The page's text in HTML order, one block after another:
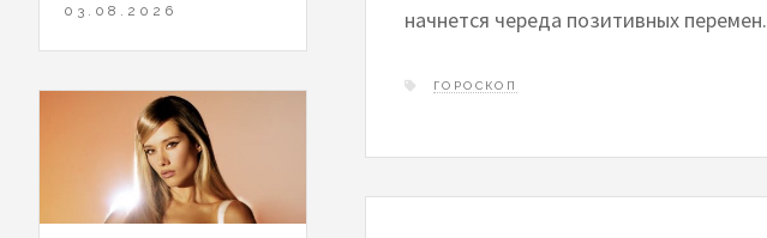
начнется череда позитивных перемен.
ГОРОСКОП
03.08.2026